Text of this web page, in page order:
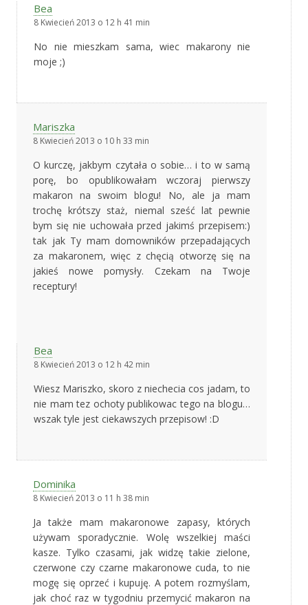
Bea
8 Kwiecień 2013 o 12 h 41 min
No nie mieszkam sama, wiec makarony nie
moje ;)
Mariszka
8 Kwiecień 2013 o 10 h 33 min
O kurczę, jakbym czytała o sobie… i to w samą
porę, bo opublikowałam wczoraj pierwszy
makaron na swoim blogu! No, ale ja mam
trochę krótszy staż, niemal sześć lat pewnie
bym się nie uchowała przed jakimś przepisem:)
tak jak Ty mam domowników przepadających
za makaronem, więc z chęcią otworzę się na
jakieś nowe pomysły. Czekam na Twoje
receptury!
Bea
8 Kwiecień 2013 o 12 h 42 min
Wiesz Mariszko, skoro z niechecia cos jadam, to
nie mam tez ochoty publikowac tego na blogu…
wszak tyle jest ciekawszych przepisow! :D
Dominika
8 Kwiecień 2013 o 11 h 38 min
Ja także mam makaronowe zapasy, których
używam sporadycznie. Wolę wszelkiej maści
kasze. Tylko czasami, jak widzę takie zielone,
czerwone czy czarne makaronowe cuda, to nie
mogę się oprzeć i kupuję. A potem rozmyślam,
jak choć raz w tygodniu przemycić makaron na